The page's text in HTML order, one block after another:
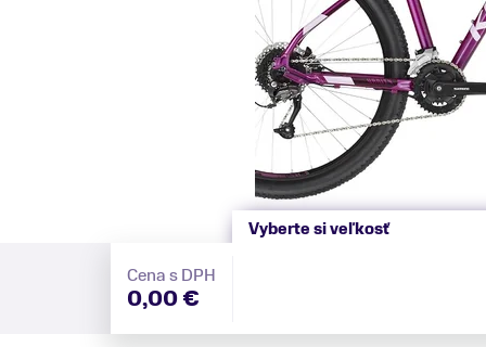
Cena s DPH
0,00 €
Vyberte si veľkosť